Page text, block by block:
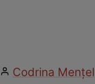
Codrina Mențel